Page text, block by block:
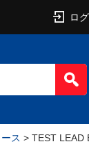
ロ
ス > TEST LEAD